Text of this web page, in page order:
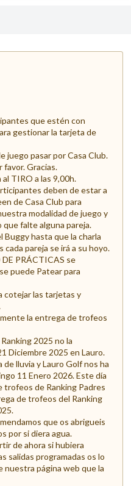
que estén con
gestionar la tarjeta de
juego pasar por Casa Club.
Gracias.
al TIRO a las 9,00h.
deben de estar a
de Casa Club para
modalidad de juego y
que falte alguna pareja.
Buggy hasta que la charla
cada pareja se irá a su hoyo.
PRÁCTICAS se
puede Patear para
cotejar las tarjetas y
la entrega de trofeos
2025 no la
Diciembre 2025 en Lauro.
de lluvia y Lauro Golf nos ha
11 Enero 2026. Este día
trofeos de Ranking Padres
de trofeos del Ranking
que os abrigueis
por si diera agua.
de ahora si hubiera
salidas programadas os lo
nuestra página web que la